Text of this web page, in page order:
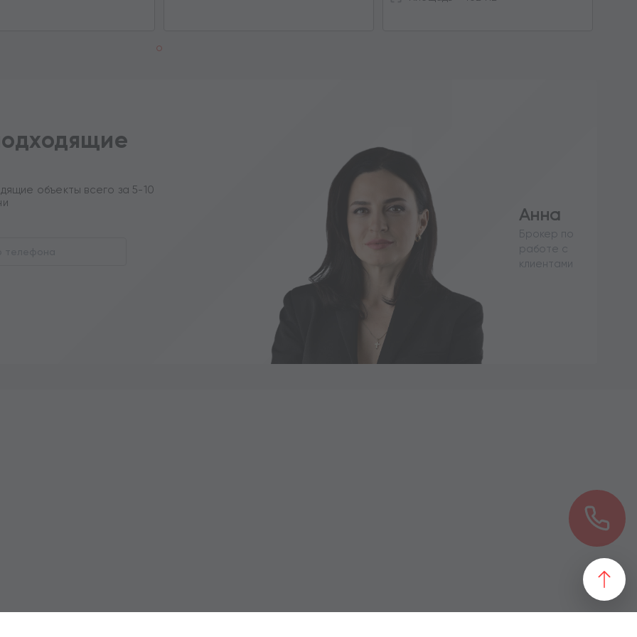
объекты всего за 5-10
Анна
Брокер по
работе с
клиентами